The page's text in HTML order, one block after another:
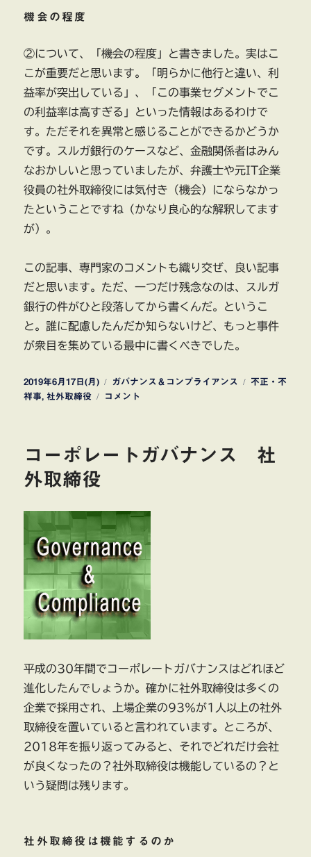
機会の程度
②について、「機会の程度」と書きました。実はこ
こが重要だと思います。「明らかに他行と違い、利
益率が突出している」、「この事業セグメントでこ
の利益率は高すぎる」といった情報はあるわけで
す。ただそれを異常と感じることができるかどうか
です。スルガ銀行のケースなど、金融関係者はみん
なおかしいと思っていましたが、弁護士や元IT企業
役員の社外取締役には気付き（機会）にならなかっ
たということですね（かなり良心的な解釈してます
が）。
この記事、専門家のコメントも織り交ぜ、良い記事
だと思います。ただ、一つだけ残念なのは、スルガ
銀行の件がひと段落してから書くんだ。というこ
と。誰に配慮したんだか知らないけど、もっと事件
が衆目を集めている最中に書くべきでした。
投
稿
2019年6月17日(月)
カ
テ
ガバナンス＆コンプライアンス
タ
不正・不
祥事,社外取締役
社
役
が
仏？
に
コメント
コーポレートガバナンス 社
外取締役
平成の30年間でコーポレートガバナンスはどれほど
進化したんでしょうか。確かに社外取締役は多くの
企業で採用され、上場企業の93％が1人以上の社外
取締役を置いていると言われています。ところが、
2018年を振り返ってみると、それでどれだけ会社
が良くなったの？社外取締役は機能しているの？と
いう疑問は残ります。
社外取締役は機能するのか